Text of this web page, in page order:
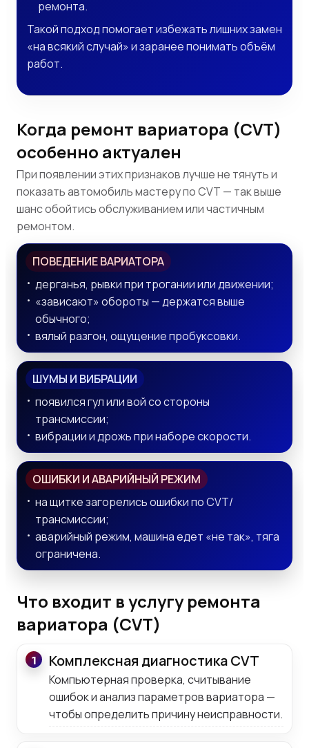
ремонта.
Такой подход помогает избежать лишних замен
«на всякий случай» и заранее понимать объём
работ.
Когда ремонт вариатора (CVT)
особенно актуален
При появлении этих признаков лучше не тянуть и
показать автомобиль мастеру по CVT — так выше
шанс обойтись обслуживанием или частичным
ремонтом.
ПОВЕДЕНИЕ ВАРИАТОРА
дерганья, рывки при трогании или движении;
«зависают» обороты — держатся выше
обычного;
вялый разгон, ощущение пробуксовки.
ШУМЫ И ВИБРАЦИИ
появился гул или вой со стороны
трансмиссии;
вибрации и дрожь при наборе скорости.
ОШИБКИ И АВАРИЙНЫЙ РЕЖИМ
на щитке загорелись ошибки по CVT/
трансмиссии;
аварийный режим, машина едет «не так», тяга
ограничена.
Что входит в услугу ремонта
вариатора (CVT)
1 Комплексная диагностика CVT
Компьютерная проверка, считывание
ошибок и анализ параметров вариатора —
чтобы определить причину неисправности.